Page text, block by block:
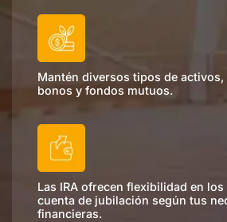
Mantén diversos tipos de activos,
bonos y fondos mutuos.
Las IRA ofrecen flexibilidad en
cuenta de jubilación según tus
financieras.